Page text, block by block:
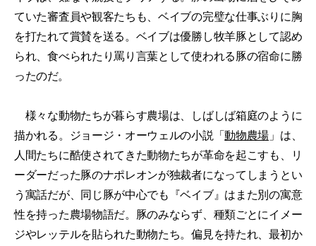
ていた審査員や観客たちも、ベイブの完璧な仕事ぶりに胸
を打たれて賞賛を送る。ベイブは優勝し牧羊豚として認め
られ、食べられたり罵り言葉として使われる豚の宿命に勝
ったのだ。
様々な動物たちが暮らす農場は、しばしば箱庭のように
描かれる。ジョージ・オーウェルの小説「動物農場 」は、
人間たちに酷使されてきた動物たちが革命を起こすも、リ
ーダーだった豚のナポレオンが独裁者になってしまうとい
う寓話だが、同じ豚が中心でも『ベイブ』はまた別の寓意
性を持った農場物語だ。豚のみならず、種類ごとにイメー
ジやレッテルを貼られた動物たち。偏見を持たれ、最初か